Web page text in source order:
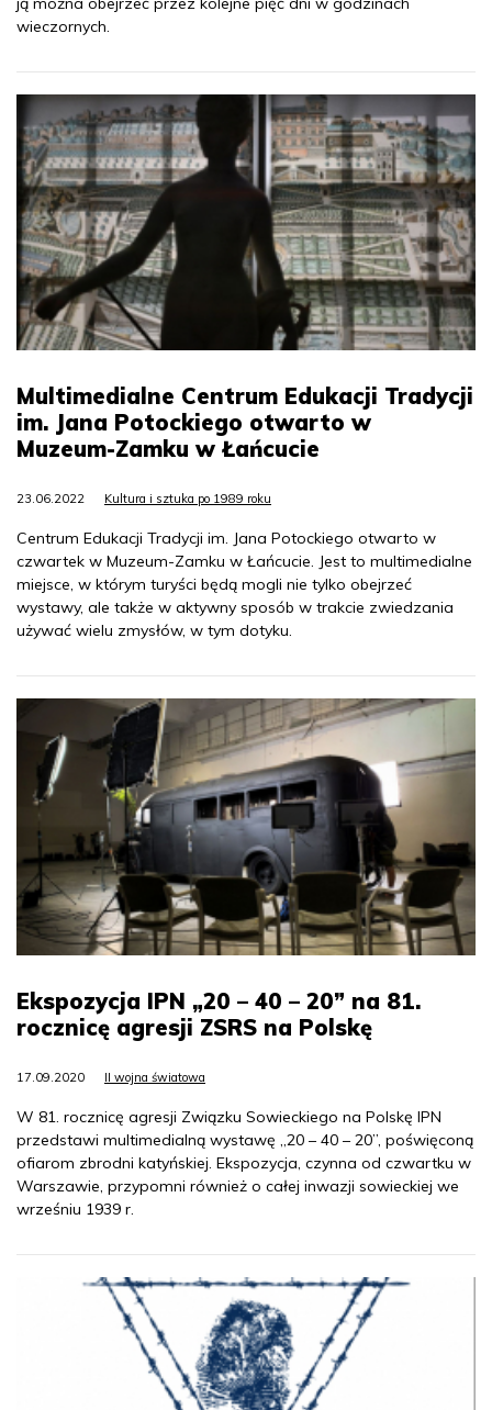
wieczornych.
Multimedialne Centrum Edukacji Tradycji
im. Jana Potockiego otwarto w
Muzeum-Zamku w Łańcucie
23.06.2022 Kultura i sztuka po 1989 roku
Centrum Edukacji Tradycji im. Jana Potockiego otwarto w
czwartek w Muzeum-Zamku w Łańcucie. Jest to multimedialne
miejsce, w którym turyści będą mogli nie tylko obejrzeć
wystawy, ale także w aktywny sposób w trakcie zwiedzania
używać wielu zmysłów, w tym dotyku.
Ekspozycja IPN „20 – 40 – 20” na 81.
rocznicę agresji ZSRS na Polskę
17.09.2020 II wojna światowa
W 81. rocznicę agresji Związku Sowieckiego na Polskę IPN
przedstawi multimedialną wystawę „20 – 40 – 20”, poświęconą
ofiarom zbrodni katyńskiej. Ekspozycja, czynna od czwartku w
Warszawie, przypomni również o całej inwazji sowieckiej we
wrześniu 1939 r.